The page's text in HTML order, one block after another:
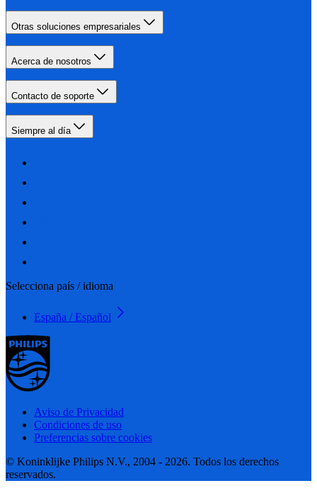
Otras soluciones empresariales
Acerca de nosotros
Contacto de soporte
Siempre al día
Selecciona país / idioma
España / Español
Aviso de Privacidad
Condiciones de uso
Preferencias sobre cookies
© Koninklijke Philips N.V., 2004 - 2026. Todos los derechos
reservados.